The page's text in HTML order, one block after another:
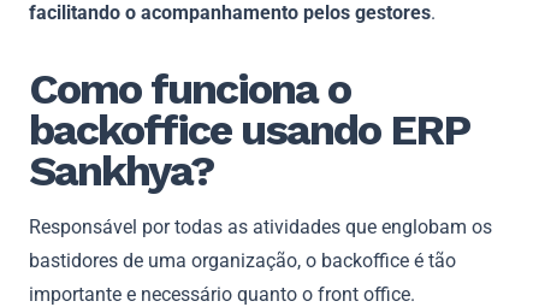
facilitando o acompanhamento pelos gestores.
Como funciona o
backoffice usando ERP
Sankhya?
Responsável por todas as atividades que englobam os
bastidores de uma organização, o backoffice é tão
importante e necessário quanto o front office.